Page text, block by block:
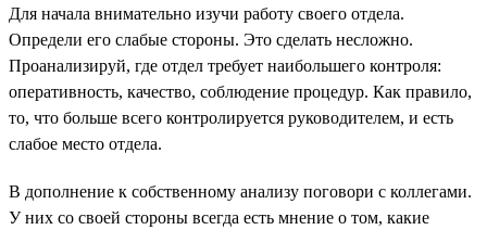
Для начала внимательно изучи работу своего отдела.
Определи его слабые стороны. Это сделать несложно.
Проанализируй, где отдел требует наибольшего контроля:
оперативность, качество, соблюдение процедур. Как правило,
то, что больше всего контролируется руководителем, и есть
слабое место отдела.
В дополнение к собственному анализу поговори с коллегами.
У них со своей стороны всегда есть мнение о том, какие